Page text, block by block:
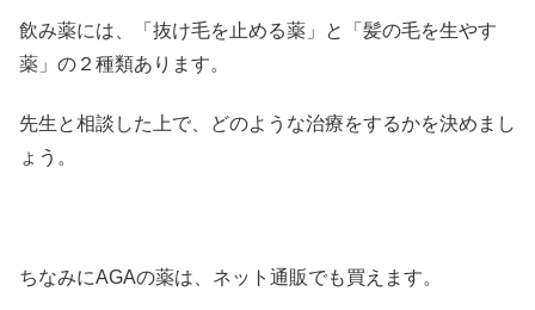
飲み薬には、「抜け毛を止める薬」と「髪の毛を生やす
薬」の２種類あります。
先生と相談した上で、どのような治療をするかを決めまし
ょう。
ちなみにAGAの薬は、ネット通販でも買えます。